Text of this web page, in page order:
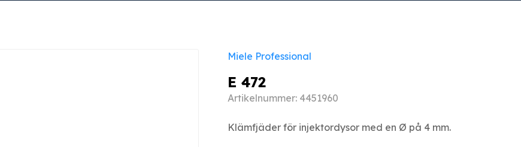
Miele Professional
E 472
Artikelnummer: 4451960
Klämfjäder för injektordysor med en Ø på 4 mm.